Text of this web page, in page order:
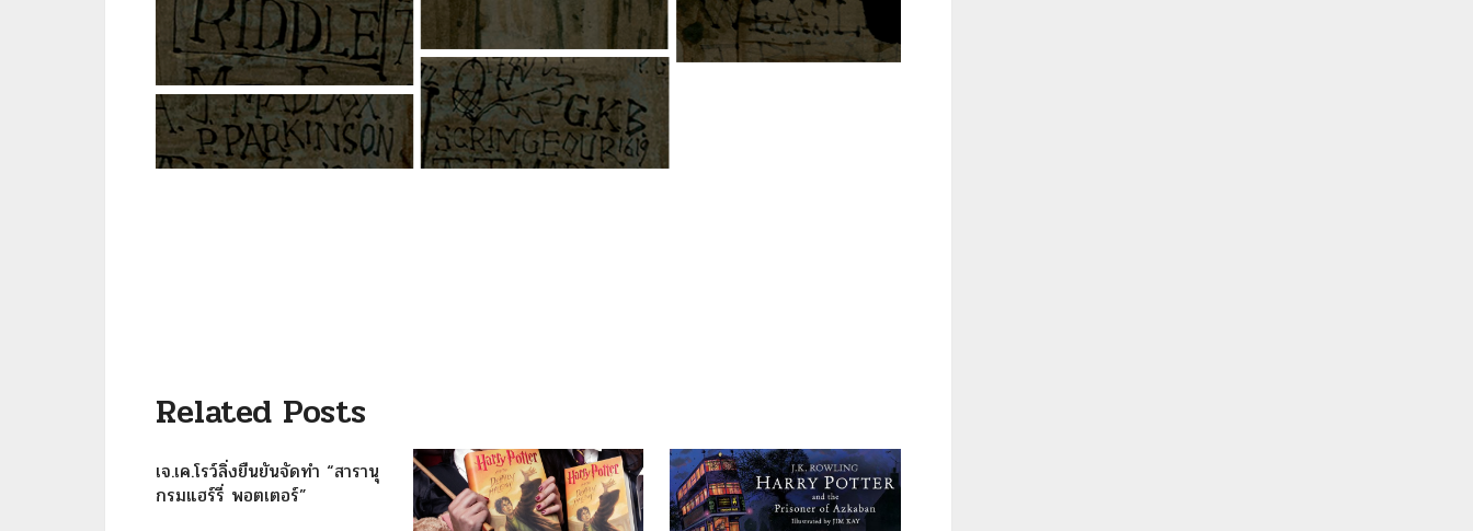
Related Posts
เจ.เค.โรว์ลิ่งยืนยันจัดทำ “สารานุ
กรมแฮร์รี่ พอตเตอร์”